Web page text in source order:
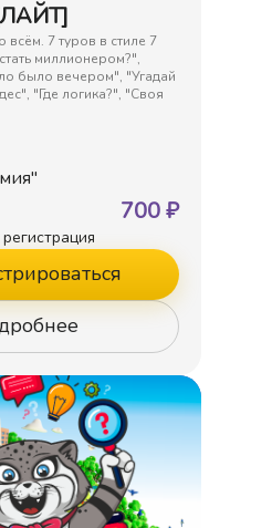
7 туров в стиле 7
миллионером?",
было вечером", "Угадай
"Где логика?", "Своя
700₽